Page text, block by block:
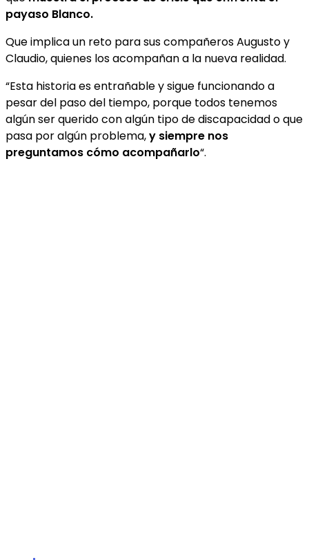
payaso Blanco.
Que implica un reto para sus compañeros Augusto y
Claudio, quienes los acompañan a la nueva realidad.
“Esta historia es entrañable y sigue funcionando a
pesar del paso del tiempo, porque todos tenemos
algún ser querido con algún tipo de discapacidad o que
pasa por algún problema,y siempre nos
preguntamos cómo acompañarlo“.